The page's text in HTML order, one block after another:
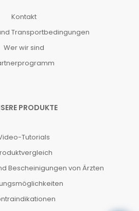
Kontakt
Transportbedingungen
Wer wir sind
PRODUKTE
Tutorials
Bescheinigungen von Ärzten